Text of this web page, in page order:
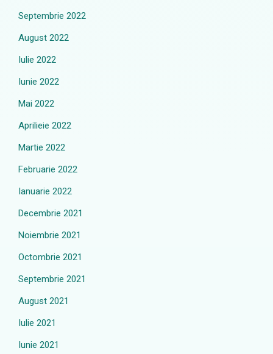
Septembrie 2022
August 2022
Iulie 2022
Iunie 2022
Mai 2022
Aprilieie 2022
Martie 2022
Februarie 2022
Ianuarie 2022
Decembrie 2021
Noiembrie 2021
Octombrie 2021
Septembrie 2021
August 2021
Iulie 2021
Iunie 2021